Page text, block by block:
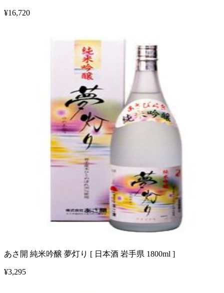
¥16,720
あさ開 純米吟醸 夢灯り [ 日本酒 岩手県 1800ml ]
¥3,295